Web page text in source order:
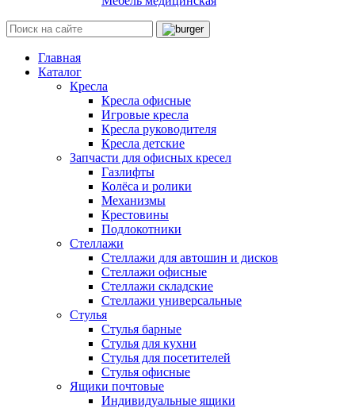
Главная
Каталог
Кресла
Кресла офисные
Игровые кресла
Кресла руководителя
Кресла детские
Запчасти для офисных кресел
Газлифты
Колёса и ролики
Механизмы
Крестовины
Подлокотники
Стеллажи
Стеллажи для автошин и дисков
Стеллажи офисные
Стеллажи складские
Стеллажи универсальные
Стулья
Стулья барные
Стулья для кухни
Стулья для посетителей
Стулья офисные
Ящики почтовые
Индивидуальные ящики